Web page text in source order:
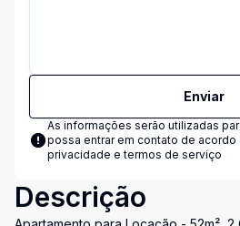
Enviar
As informações serão utilizadas
possa entrar em contato de acordo
privacidade e termos de serviço
Descrição